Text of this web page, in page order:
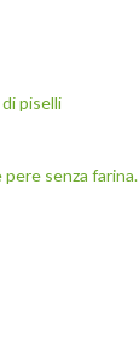
piselli
senza farina.